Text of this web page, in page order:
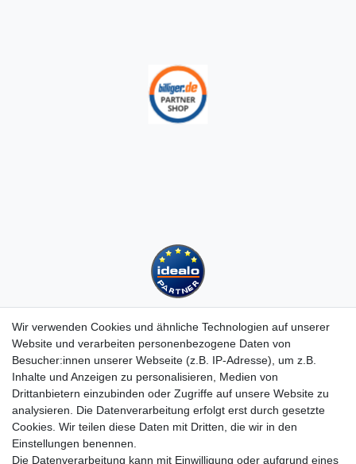
Kundenservice
Hotline: 07452 - 847 162 0
Kontakt
Anmelden
Registrieren
Newsletter
Wir verwenden Cookies und ähnliche Technologien auf unserer
Website und verarbeiten personenbezogene Daten von
Besucher:innen unserer Webseite (z.B. IP-Adresse), um z.B.
Inhalte und Anzeigen zu personalisieren, Medien von
Drittanbietern einzubinden oder Zugriffe auf unsere Website zu
analysieren. Die Datenverarbeitung erfolgt erst durch gesetzte
Cookies. Wir teilen diese Daten mit Dritten, die wir in den
Einstellungen benennen.
Die Datenverarbeitung kann mit Einwilligung oder aufgrund eines